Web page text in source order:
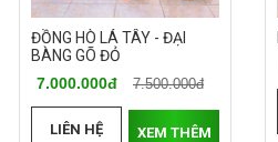
ĐỒNG HÒ LÁ TÂY - ĐẠI
BÀNG GÕ ĐỎ
7.000.000đ
7.500.000đ
LIÊN HỆ XEM THÊM